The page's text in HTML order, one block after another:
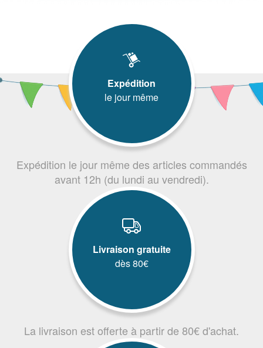
Expédition
le jour même
Expédition le jour même des articles commandés
avant 12h (du lundi au vendredi).
Livraison gratuite
dès 80€
La livraison est offerte à partir de 80€ d'achat.